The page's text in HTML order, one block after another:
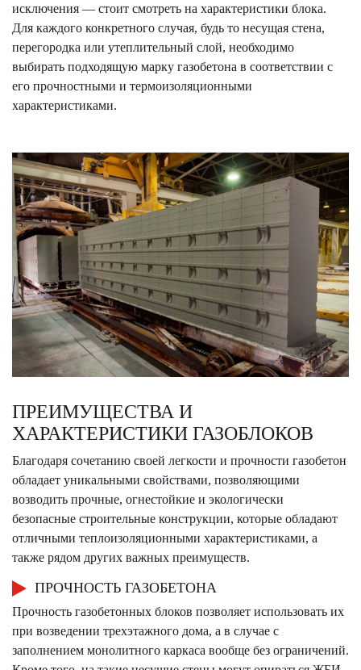
исключения — стоит смотреть на характеристики блока.
Для каждого конкретного случая, будь то несущая стена,
перегородка или утеплительный слой, необходимо
выбирать подходящую марку газобетона в соответствии с
его прочностными и термоизоляционными
характеристиками.
ПРЕИМУЩЕСТВА И
ХАРАКТЕРИСТИКИ ГАЗОБЛОКОВ
Благодаря сочетанию своей легкости и прочности газобетон
обладает уникальными свойствами, позволяющими
возводить прочные, огнестойкие и экологически
безопасные строительные конструкции, которые обладают
отличными теплоизоляционными характеристиками, а
также рядом других важных преимуществ.
ПРОЧНОСТЬ ГАЗОБЕТОНА
Прочность газобетонных блоков позволяет использовать их
при возведении трехэтажного дома, а в случае с
заполнением монолитного каркаса вообще без ограничений.